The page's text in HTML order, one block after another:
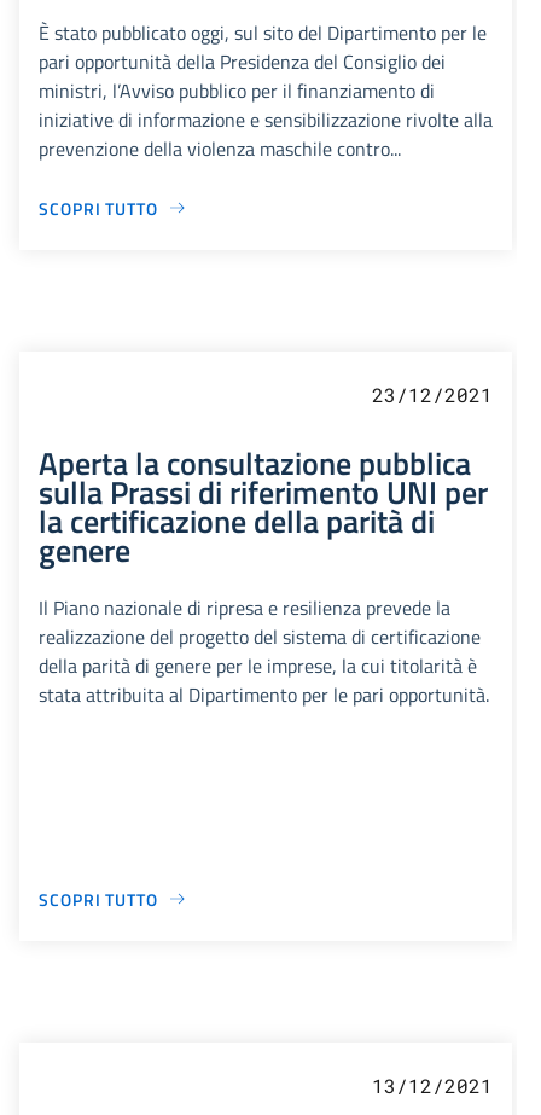
È stato pubblicato oggi, sul sito del Dipartimento per le
pari opportunità della Presidenza del Consiglio dei
ministri, l’Avviso pubblico per il finanziamento di
iniziative di informazione e sensibilizzazione rivolte alla
prevenzione della violenza maschile contro...
SCOPRI TUTTO
23/12/2021
Aperta la consultazione pubblica
sulla Prassi di riferimento UNI per
la certificazione della parità di
genere
Il Piano nazionale di ripresa e resilienza prevede la
realizzazione del progetto del sistema di certificazione
della parità di genere per le imprese, la cui titolarità è
stata attribuita al Dipartimento per le pari opportunità.
SCOPRI TUTTO
13/12/2021